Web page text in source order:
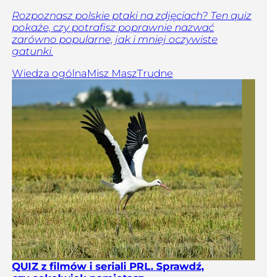
Rozpoznasz polskie ptaki na zdjęciach? Ten quiz
pokaże, czy potrafisz poprawnie nazwać
zarówno popularne, jak i mniej oczywiste
gatunki.
Wiedza ogólnaMisz MaszTrudne
QUIZ z filmów i seriali PRL. Sprawdź,